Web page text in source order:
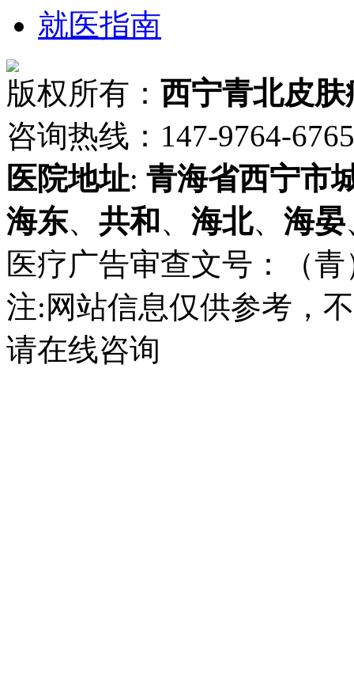
就医指南
版权所有： 西宁青北皮肤
咨询热线：147-9764-
医院地址: 青海省西宁市
海东、 共和 、 海北、 海晏
医疗广告审查文号：（
注:网站信息仅供参考，
请在线咨询